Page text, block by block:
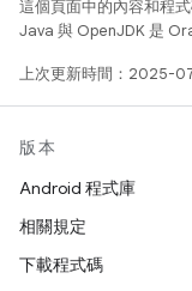
這個頁面中的內容和程
Java 與 OpenJDK 是
上次更新時間：2025-
版本
Android 程式庫
相關規定
下載程式碼